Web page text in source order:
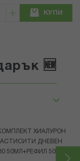
КУПИ
🆕
ХИАЛУРОН
ДНЕВЕН
50МЛ+РЕФИЛ 50МЛ